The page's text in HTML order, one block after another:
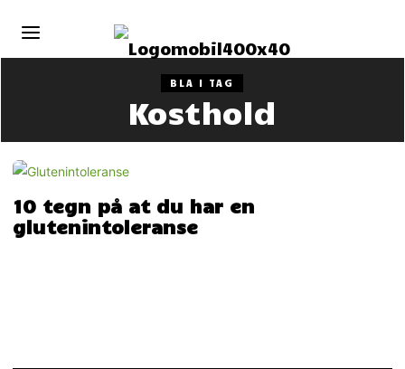
BLA I TAG
Kosthold
10 tegn på at du har en
glutenintoleranse